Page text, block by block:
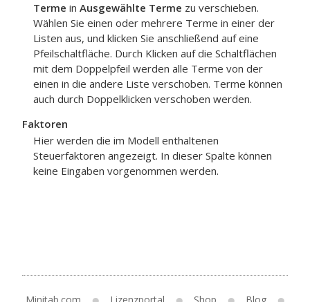
Terme in Ausgewählte Terme zu verschieben.
Wählen Sie einen oder mehrere Terme in einer der
Listen aus, und klicken Sie anschließend auf eine
Pfeilschaltfläche. Durch Klicken auf die Schaltflächen
mit dem Doppelpfeil werden alle Terme von der
einen in die andere Liste verschoben. Terme können
auch durch Doppelklicken verschoben werden.
Faktoren
Hier werden die im Modell enthaltenen
Steuerfaktoren angezeigt. In dieser Spalte können
keine Eingaben vorgenommen werden.